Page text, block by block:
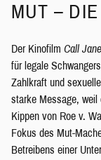
MUT –
Der Kinofilm Call Jane
für legale
Zahlkraft und
starke Message, weil
Kippen von Roe v.
Fokus des Mut-
Betreibens einer